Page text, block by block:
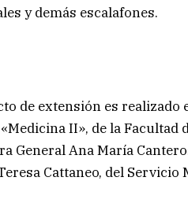
y demás escalafones.
de extensión es
II», de la
General Ana María
Cattaneo, del Servicio